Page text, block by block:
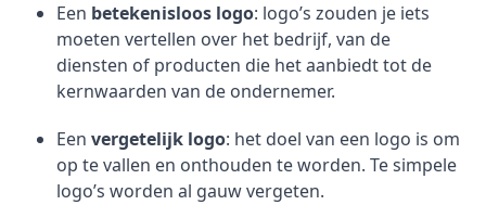
Een betekenisloos logo: logo’s zouden je iets
moeten vertellen over het bedrijf, van de
diensten of producten die het aanbiedt tot de
kernwaarden van de ondernemer.
Een vergetelijk logo: het doel van een logo is om
op te vallen en onthouden te worden. Te simpele
logo’s worden al gauw vergeten.